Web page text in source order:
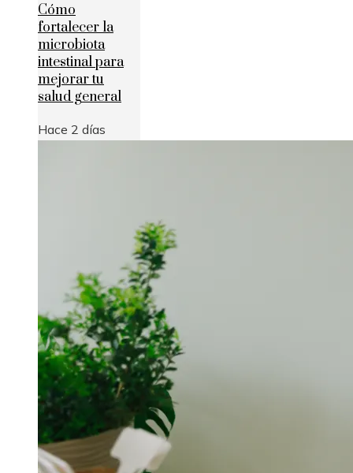
Cómo
fortalecer la
microbiota
intestinal para
mejorar tu
salud general
Hace 2 días